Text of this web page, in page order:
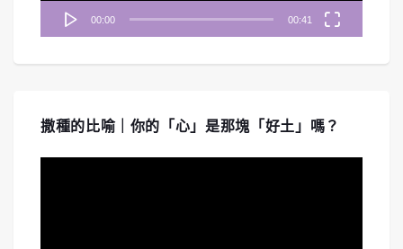
00:00 00:41
撒種的比喻｜你的「心」是那塊「好土」嗎？